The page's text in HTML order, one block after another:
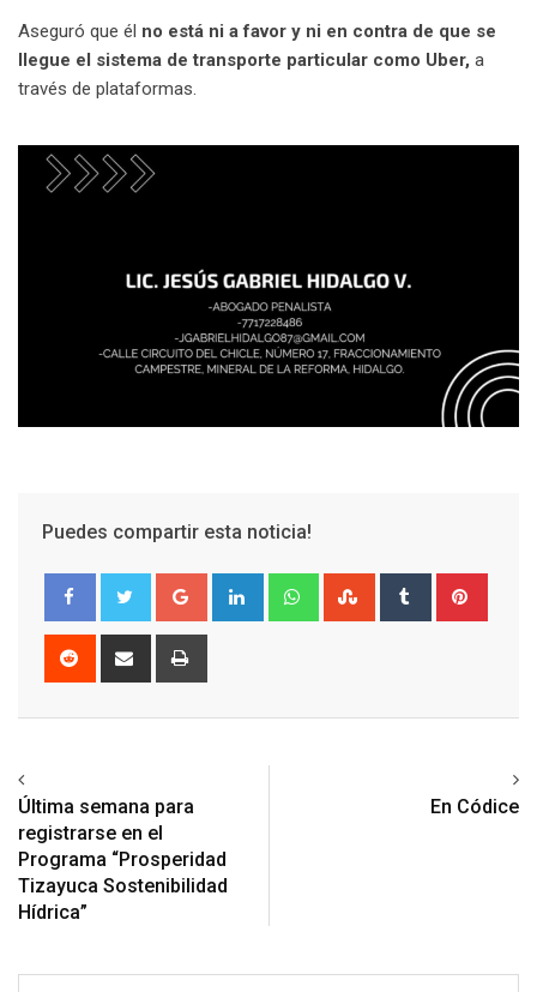
Aseguró que él no está ni a favor y ni en contra de que se
llegue el sistema de transporte particular como Uber, a
través de plataformas.
Puedes compartir esta noticia!
Google+ LinkedIn WhatsappStumbleUpon
Tumblr
Reddit
Share
Última semana para
registrarse en el
Programa “Prosperidad
Tizayuca Sostenibilidad
Hídrica”
En Códice